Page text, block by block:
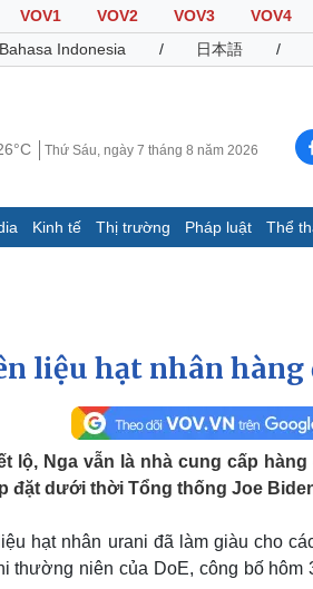
VOV1 VOV2 VOV3 VOV4
Bahasa Indonesia / 日本語 /
Thứ Sáu, ngày 7 tháng 8 năm 2026
Kinh tế Thị trường Pháp luật Thể
Thể thao
Bóng đá
Thế giới thể thao
eSports
liệu hạt nhân hàng
lộ, Nga vẫn là nhà cung cấp
đặt dưới thời Tổng thống Joe
hạt nhân urani đã làm giàu cho
thường niên của DoE, công bố hôm